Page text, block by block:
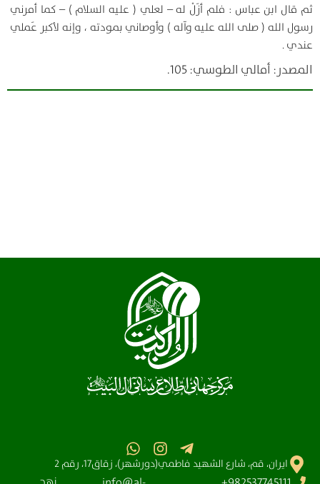
ثم قال ابن عباس : فلم أزَلْ له – لعلي ( عليه السلام ) – كما أمرني
رسول الله ( صلى الله عليه وآله ) وأوصاني بمودته ، وإنه لأكبر عَملي
عندي .
المصدر: أمالي الطوسي: 105.
ايران، قم، شارع الشهيد فاطمي(دورشهر)، زقاق17، رقم 2